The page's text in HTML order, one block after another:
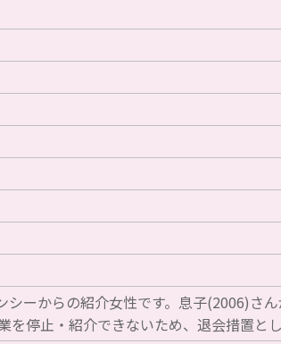
ーからの紹介女性です。息子(2006)さ
停止・紹介できないため、退会措置とし